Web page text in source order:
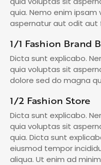
quia. Nemo enim
aspernatur aut odit aut
1/1 Fashion Brand
Dicta sunt explicabo.
quia voluptas sit
dolore sed do magna
1/2 Fashion Store
Dicta sunt explicabo.
quia voluptas sit
quia. Dicta sunt
eiusmod tempor
aliqua. Ut enim ad